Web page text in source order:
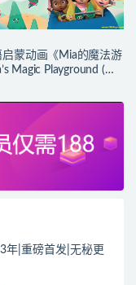
启蒙动画《Mia的魔法游
Magic Playground (动
年|重磅首发|无秘更